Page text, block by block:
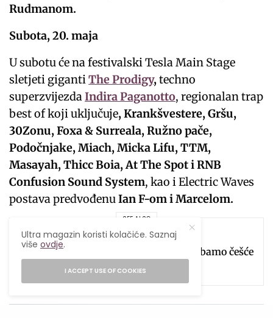
Rudmanom.
Subota, 20. maja
U subotu će na festivalski Tesla Main Stage
sletjeti gigantiThe Prodigy,techno
superzvijezdaIndira Paganotto, regionalan trap
best of koji uključuje, Krankšvestere, Gršu,
30Zonu, Foxa & Surreala, Ružno pače,
Podočnjake, Miach, Micka Lifu, TTM,
Masayah, Thicc Boia, At The Spot i RNB
Confusion Sound System, kao i Electric Waves
postava predvođenuIan F-om i Marcelom.
SEE ALSO
ISHRANA ,UKUSNO,ZDRAVLJE
5 razloga zbog kojih trebamo češće
Ultra magazin koristi kolačiće. Saznaj
višeovdje.
I ACCEPT USE OF COOKIES